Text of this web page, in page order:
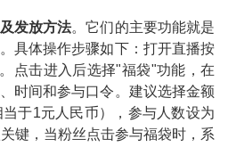
发放方法。它们的主要功能就是
具体操作步骤如下：打开直播按
点击进入后选择"福袋"功能，在
时间和参与口令。建议选择金额
于1元人民币），参与人数设为
键，当粉丝点击参与福袋时，系